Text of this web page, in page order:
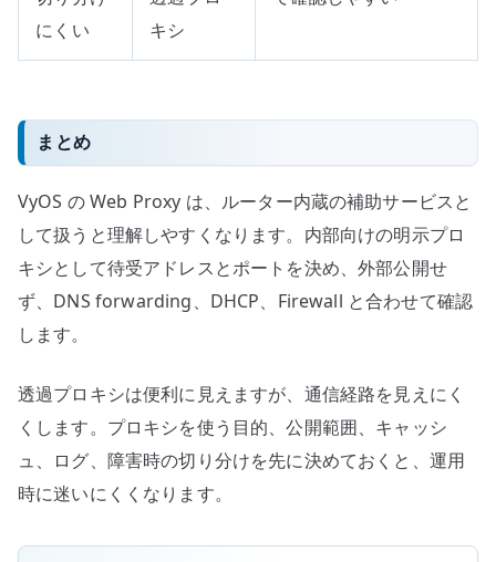
にくい
キシ
まとめ
VyOS の Web Proxy は、ルーター内蔵の補助サービスと
して扱うと理解しやすくなります。内部向けの明示プロ
キシとして待受アドレスとポートを決め、外部公開せ
ず、DNS forwarding、DHCP、Firewall と合わせて確認
します。
透過プロキシは便利に見えますが、通信経路を見えにく
くします。プロキシを使う目的、公開範囲、キャッシ
ュ、ログ、障害時の切り分けを先に決めておくと、運用
時に迷いにくくなります。